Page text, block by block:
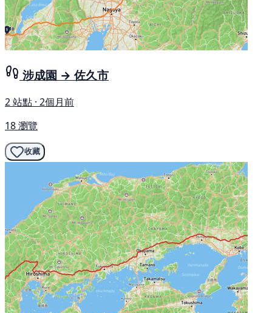
涉成園 → 佐久市
2 站點 · 2個月前
18 瀏覽
收藏